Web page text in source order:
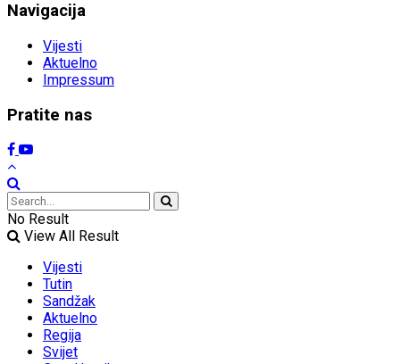
Navigacija
Vijesti
Aktuelno
Impressum
Pratite nas
No Result
View All Result
Vijesti
Tutin
Sandžak
Aktuelno
Regija
Svijet